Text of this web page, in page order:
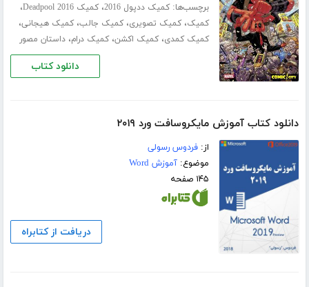
برچسب‌ها:کمیک ددپول 2016 ،کمیک Deadpool 2016 ،
کمیک،کمیک تصویری،کمیک جالب،کمیک هیجانی،
کمیک کمدی،کمیک اکشن،کمیک درام،داستان مصور
دانلود کتاب
دانلود کتاب آموزش مایکروسافت ورد ۲۰۱۹
از:فردوس رسولی
موضوع:آموزش Word
۱۴۵ صفحه
دریافت از کتابراه